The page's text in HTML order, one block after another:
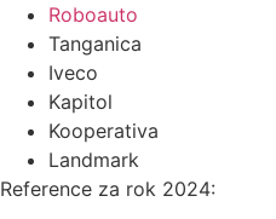
Roboauto
Tanganica
Iveco
Kapitol
Kooperativa
Landmark
Reference za rok 2024: